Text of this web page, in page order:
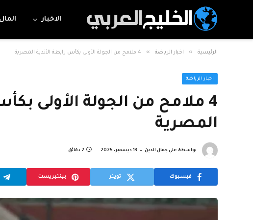
الاخبار
الرئيسية » اخبار الرياضة » 4 ملامح من الجولة الأولى بكأس رابطة الأندية المصرية
اخبار الرياضة
4 ملامح من الجولة الأولى
المصرية
بواسطة علي جمال الدين 13 ديسمبر، 2025 2 دقائق
فيسبوك تويتر بينتيريست